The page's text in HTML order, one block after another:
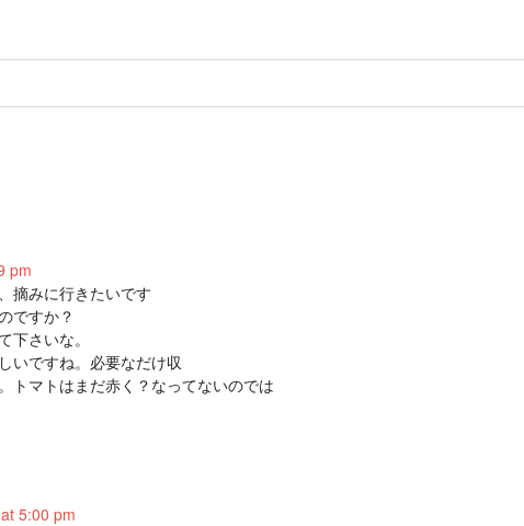
pm
摘みに行きたいです
ですか？
下さいな。
いですね。必要なだけ収
トマトはまだ赤く？なってないのでは
5:00 pm